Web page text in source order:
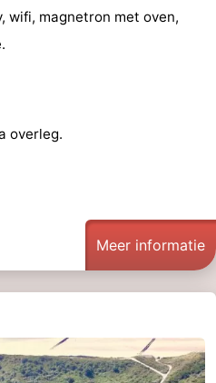
wifi, magnetron met oven,
overleg.
Meer informatie